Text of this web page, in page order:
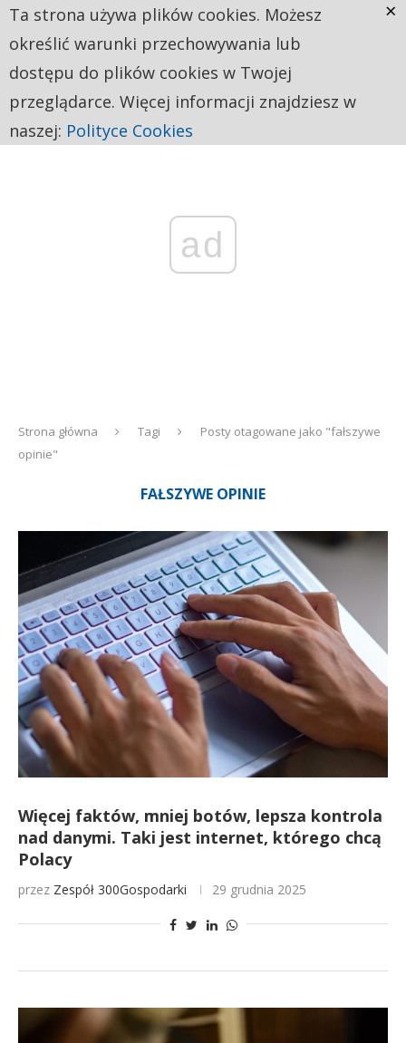
ad
Strona główna Tagi
Posty otagowane jako "fałszywe
opinie"
FAŁSZYWE OPINIE
Więcej faktów, mniej botów, lepsza kontrola
nad danymi. Taki jest internet, którego chcą
Polacy
przez Zespół 300Gospodarki 29 grudnia 2025
Ta strona używa plików cookies. Możesz
określić warunki przechowywania lub
dostępu do plików cookies w Twojej
przeglądarce. Więcej informacji znajdziesz w
naszej: Polityce Cookies
×